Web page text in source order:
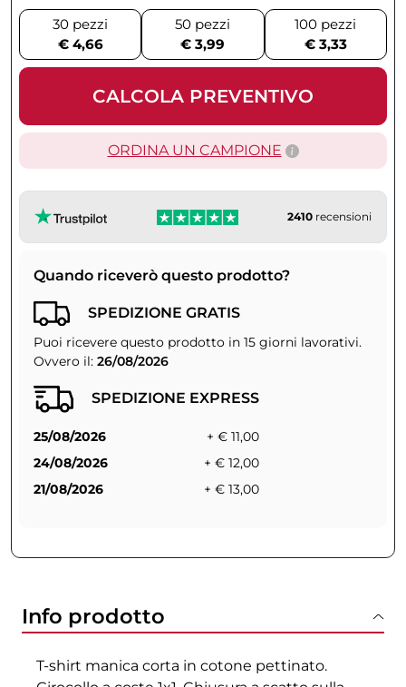
30 pezzi
€ 4,66
50 pezzi
€ 3,99
100 pezzi
€ 3,33
CALCOLA PREVENTIVO
ORDINA UN CAMPIONE
2410 recensioni
Quando riceverò questo prodotto?
SPEDIZIONE GRATIS
Puoi ricevere questo prodotto in 15 giorni lavorativi.
Ovvero il: 26/08/2026
SPEDIZIONE EXPRESS
25/08/2026
+ € 11,00
24/08/2026
+ € 12,00
21/08/2026
+ € 13,00
Info prodotto
T-shirt manica corta in cotone pettinato.